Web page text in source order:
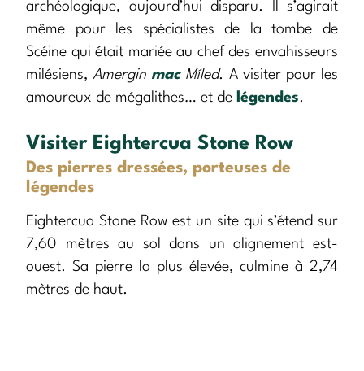
archéologique, aujourd’hui disparu. Il s’agirait
même pour les spécialistes de la tombe de
Scéine qui était mariée au chef des envahisseurs
milésiens,Amergin macMíled. A visiter pour les
amoureux de mégalithes… et de légendes.
Visiter Eightercua Stone Row
Des pierres dressées, porteuses de
légendes
Eightercua Stone Row est un site qui s’étend sur
7,60 mètres au sol dans un alignement est-
ouest. Sa pierre la plus élevée, culmine à 2,74
mètres de haut.